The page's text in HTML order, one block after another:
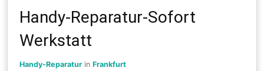
Handy-Reparatur-Sofort
Werkstatt
Handy-Reparatur inFrankfurt